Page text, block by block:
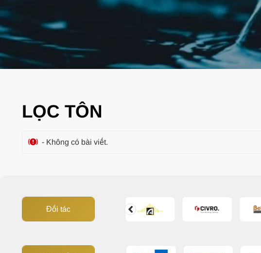
LỌC TÔN
- Không có bài viết.
Đối tác